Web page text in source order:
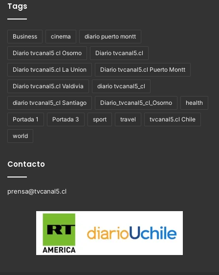
Tags
Business cinema diario puerto montt
Diario tvcanal5 cl Osorno Diario tvcanal5.cl
Diario tvcanal5.cl La Union Diario tvcanal5.cl Puerto Montt
Diario tvcanal5.cl Valdivia diario tvcanal5_cl
diario tvcanal5_cl Santiago Diario_tvcanal5_cl_Osorno health
Portada 1 Portada 3 sport travel tvcanal5.cl Chile
world
Contacto
prensa@tvcanal5.cl